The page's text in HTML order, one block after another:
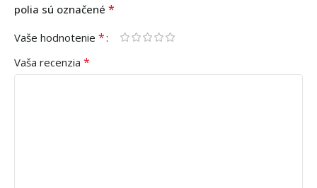
polia sú označené *
Vaše hodnotenie *
Vaša recenzia *